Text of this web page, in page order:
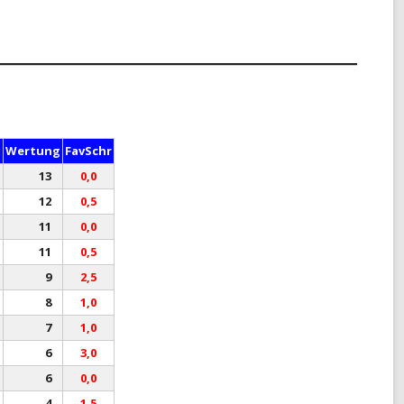
Wertung FavSchr
13
0,0
12
0,5
11
0,0
11
0,5
9
2,5
8
1,0
7
1,0
6
3,0
6
0,0